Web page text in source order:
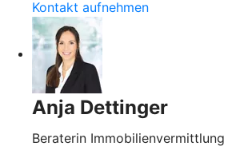
Kontakt aufnehmen
Anja Dettinger
Beraterin Immobilienvermittlung